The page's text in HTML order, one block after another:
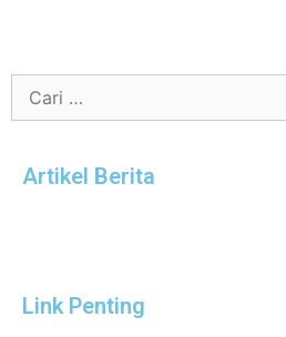
Artikel Berita
Link Penting